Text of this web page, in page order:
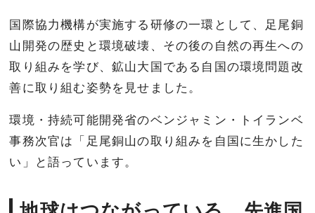
国際協力機構が実施する研修の一環として、足尾銅
山開発の歴史と環境破壊、その後の自然の再生への
取り組みを学び、鉱山大国である自国の環境問題改
善に取り組む姿勢を見せました。
環境・持続可能開発省のベンジャミン・トイランベ
事務次官は「足尾銅山の取り組みを自国に生かした
い」と語っています。